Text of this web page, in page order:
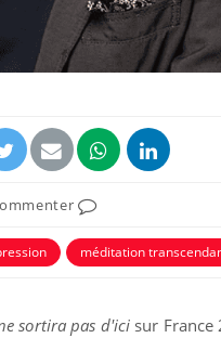
méditation
sortira pas d'icisur